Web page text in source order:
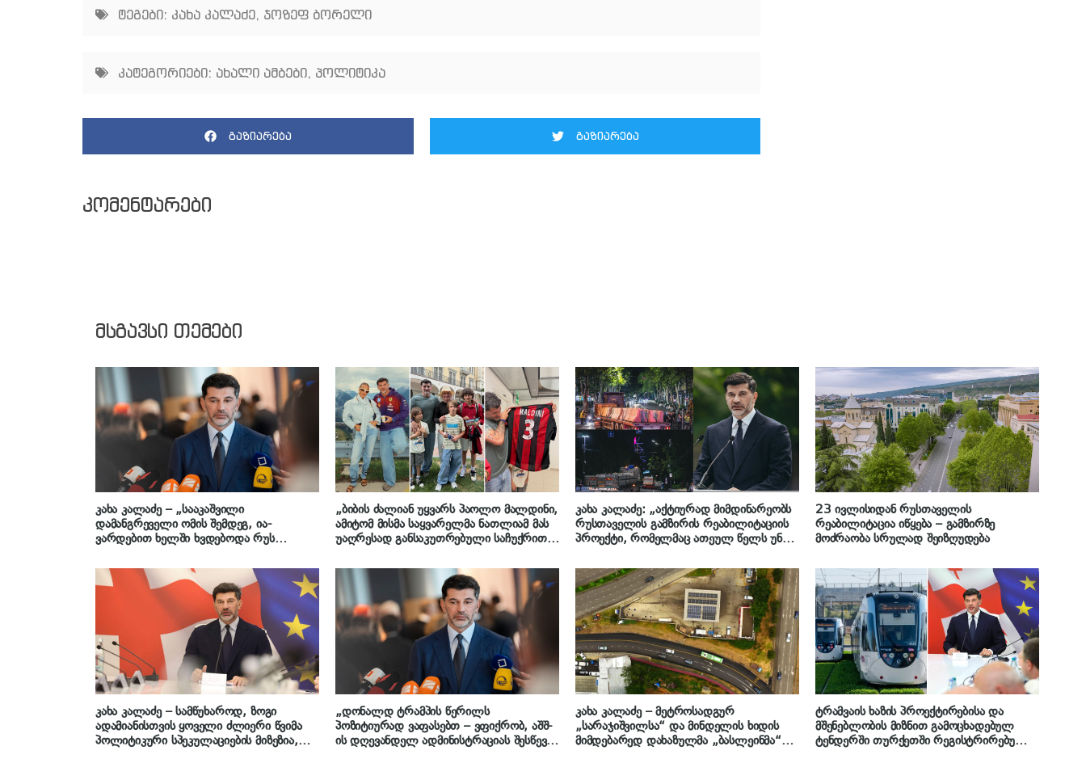
ტეგები: კახა კალაძე, ჯოზეფ ბორელი
კატეგორიები: ახალი ამბები, პოლიტიკა
გაზიარება გაზიარება
კომენტარები
მსგავსი თემები
კახა კალაძე – „სააკაშვილი
დამანგრეველი ომის შემდეგ, ია-
ვარდებით ხელში ხვდებოდა რუს
კარგი იყვნენ რუსები და დღეს გახდნენ
ცუდი? – რასაც „დიფ სთეითი“ ავალებს
ამ უსამშობლო ადამიანებს, იმას
„ბიბის ძალიან უყვარს პაოლო მალდინი,
ამიტომ მისმა საყვარელმა ნათლიამ მას
უაღრესად განსაკუთრებული საჩუქრით
არეშიძე
კახა კალაძე: „აქტიურად მიმდინარეობს
რუსთაველის გამზირის რეაბილიტაციის
პროექტი, რომელმაც ათეულ წელს უნდა
მიმართულებით 24 საათის
განმავლობაში მუშაობენ, რაც ტემპს
მნიშვნელოვნად აჩქარებს“
23 ივლისიდან რუსთაველის
რეაბილიტაცია იწყება – გამზირზე
მოძრაობა სრულად შეიზღუდება
კახა კალაძე – სამწუხაროდ, ზოგი
ადამიანისთვის ყოველი ძლიერი წვიმა
პოლიტიკური სპეკულაციების მიზეზია,
„დონალდ ტრამპის წერილს
პოზიტიურად ვაფასებთ – ვფიქრობ, აშშ-
ის დღევანდელ ადმინისტრაციას შესწევს
კახა კალაძე – მეტროსადგურ
„სარაჯიშვილსა“ და მინდელის ხიდის
მიმდებარედ დახაზულმა „ბასლეინმა“
ტრამვაის ხაზის პროექტირებისა და
მშენებლობის მიზნით გამოცხადებულ
ტენდერში თურქეთში რეგისტრირებულმა